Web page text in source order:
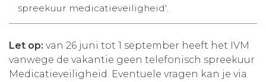
Inloggen
Toegang leeromgeving
spreekuur medicatieveiligheid'.
Let op: van 26 juni tot 1 september heeft het IVM
vanwege de vakantie geen telefonisch spreekuur
Medicatieveiligheid. Eventuele vragen kan je via